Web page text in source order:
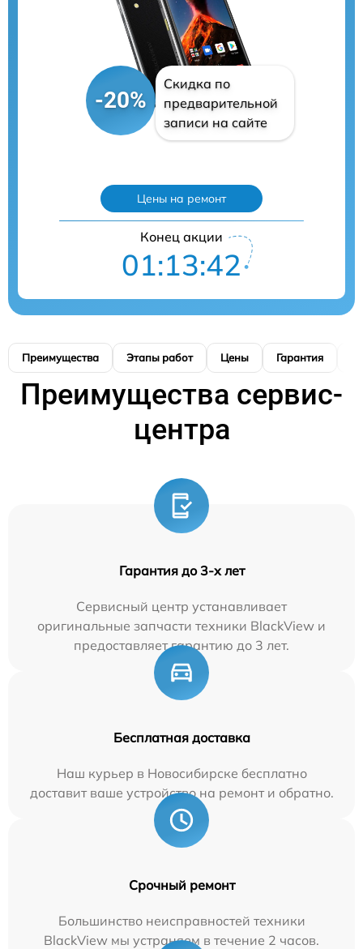
-20%
Скидка по
предварительной
записи на сайте
Цены на ремонт
Конец акции
01:13:41
Преимущества Этапы работ Цены Гарантия
Преимущества сервис-
центра
Гарантия до 3-х лет
Сервисный центр устанавливает
оригинальные запчасти техники BlackView и
предоставляет гарантию до 3 лет.
Бесплатная доставка
Наш курьер в Новосибирске бесплатно
доставит ваше устройство на ремонт и обратно.
Срочный ремонт
Большинство неисправностей техники
BlackView мы устраняем в течение 2 часов.